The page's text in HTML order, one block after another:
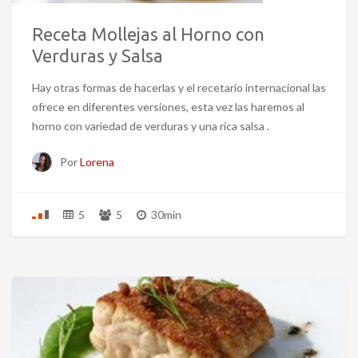
Receta Mollejas al Horno con
Verduras y Salsa
Hay otras formas de hacerlas y el recetario internacional las
ofrece en diferentes versiones, esta vez las haremos al
horno con variedad de verduras y una rica salsa .
PorLorena
5 5 30min